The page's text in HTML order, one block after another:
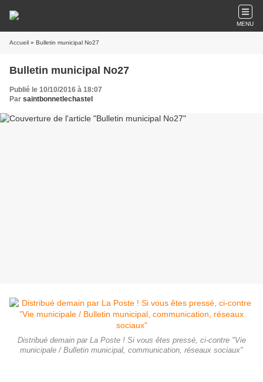
MENU
Accueil » Bulletin municipal No27
Bulletin municipal No27
Publié le 10/10/2016 à 18:07
Par saintbonnetlechastel
Distribué demain par La Poste ! Si vous êtes pressé, ci-contre "Vie
municipale / Bulletin municipal, communication, réseaux sociaux"